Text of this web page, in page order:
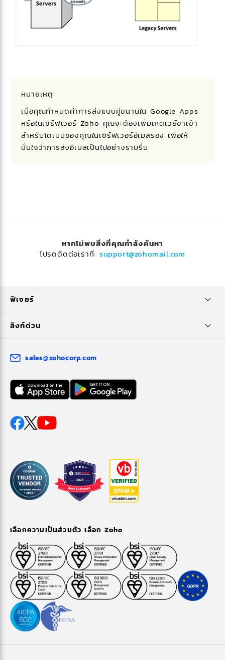
หมายเหตุ:
เมื่อคุณกำหนดค่าการส่งแบบคู่ขนานใน Google Apps
หรือในเซิร์ฟเวอร์ Zoho คุณจะต้องเพิ่มเกตเวย์ขาเข้า
สำหรับโดเมนของคุณในเซิร์ฟเวอร์อีเมลรอง เพื่อให้
มั่นใจว่าการส่งอีเมลเป็นไปอย่างราบรื่น
หากไม่พบสิ่งที่คุณกำลังค้นหา
โปรดติดต่อเราที่:support@zohomail.com
ฟีเจอร์
ลิงก์ด่วน
sales@zohocorp.com
เลือกความเป็นส่วนตัว เลือก Zoho